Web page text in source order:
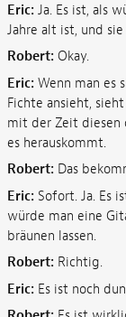
Eric: Ja. Es ist, als
Jahre alt ist, und
Robert: Okay.
Eric: Wenn man es
Fichte ansieht,
mit der Zeit diesen
es herauskommt.
Robert: Das
Eric: Sofort. Ja. Es
würde man eine
bräunen lassen.
Robert: Richtig.
Eric: Es ist noch